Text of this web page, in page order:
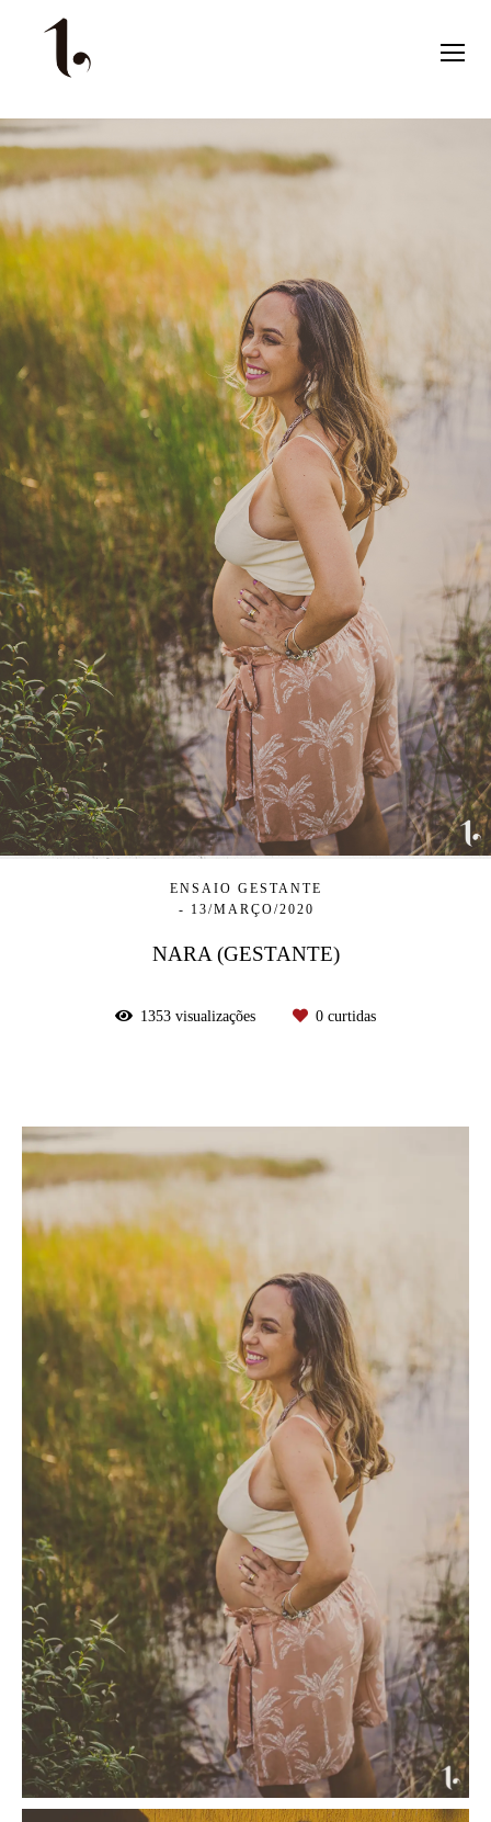
ENSAIO GESTANTE
13/MARÇO/2020
NARA (GESTANTE)
1353 visualizações 0 curtidas